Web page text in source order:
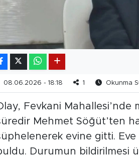
08.06.2026 - 18:18 1 Okunma
Fevkani
Mehmet Söğüt’ten
evine gitti. Eve
Durumun bildirilmesi